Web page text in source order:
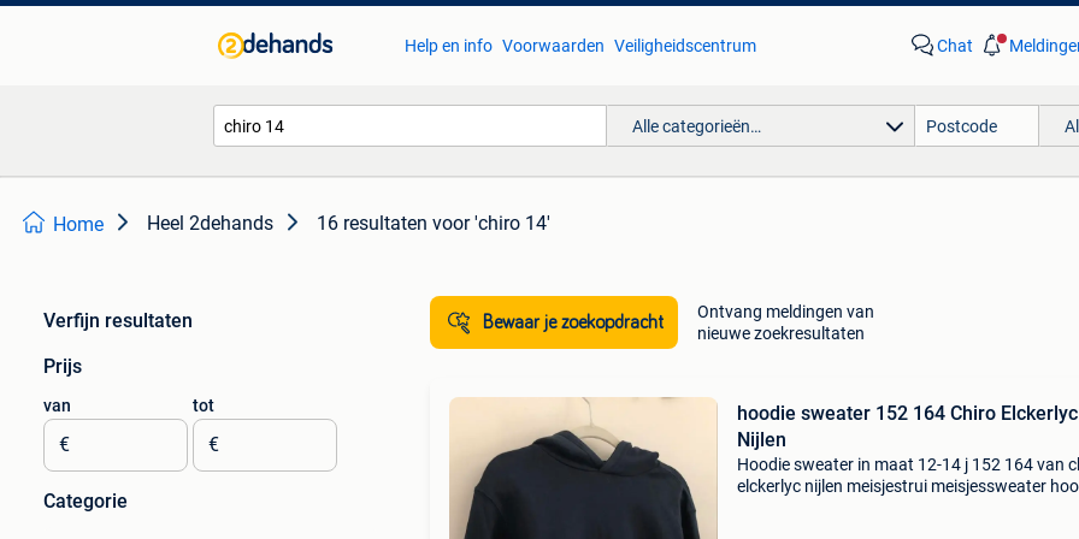
Help en info Voorwaarden Veiligheidscentrum Chat
Alle categorieën…
Home Heel 2dehands 16 resultaten voor 'chiro 14'
Verfijn resultaten
Prijs
van
€
tot
€
Categorie
Bewaar je zoekopdracht
Ontvang meldingen van
nieuwe zoekresultaten
hoodie sweater 152 164 Chiro Elckerlyc
Nijlen
Hoodie sweater in maat 12-14 j 152 164 van
elckerlyc nijlen meisjestrui meisjessweater